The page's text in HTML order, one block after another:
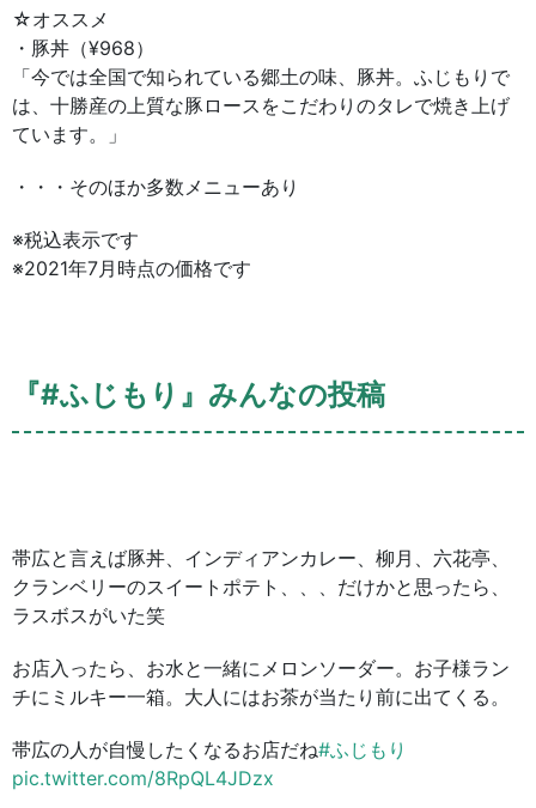
☆オススメ
・豚丼（¥968）
「今では全国で知られている郷土の味、豚丼。ふじもりで
は、十勝産の上質な豚ロースをこだわりのタレで焼き上げ
ています。」
・・・そのほか多数メニューあり
※税込表示です
※2021年7月時点の価格です
『#ふじもり』みんなの投稿
帯広と言えば豚丼、インディアンカレー、柳月、六花亭、
クランベリーのスイートポテト、、、だけかと思ったら、
ラスボスがいた笑
お店入ったら、お水と一緒にメロンソーダー。お子様ラン
チにミルキー一箱。大人にはお茶が当たり前に出てくる。
帯広の人が自慢したくなるお店だね#ふじもり
pic.twitter.com/8RpQL4JDzx